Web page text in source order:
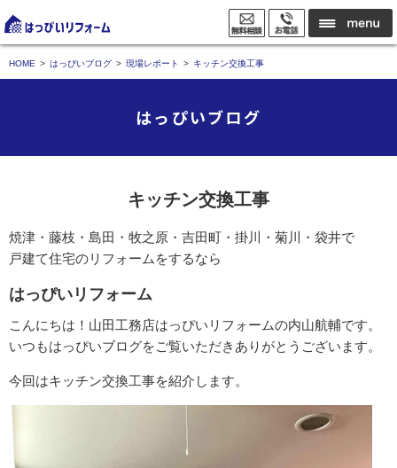
HOME はっぴいブログ 現場レポート キッチン交換工事
はっぴいブログ
キッチン交換工事
焼津・藤枝・島田・牧之原・吉田町・掛川・菊川・袋井で
戸建て住宅のリフォームをするなら
はっぴいリフォーム
こんにちは！山田工務店はっぴいリフォームの内山航輔です。
いつもはっぴいブログをご覧いただきありがとうございます。
今回はキッチン交換工事を紹介します。